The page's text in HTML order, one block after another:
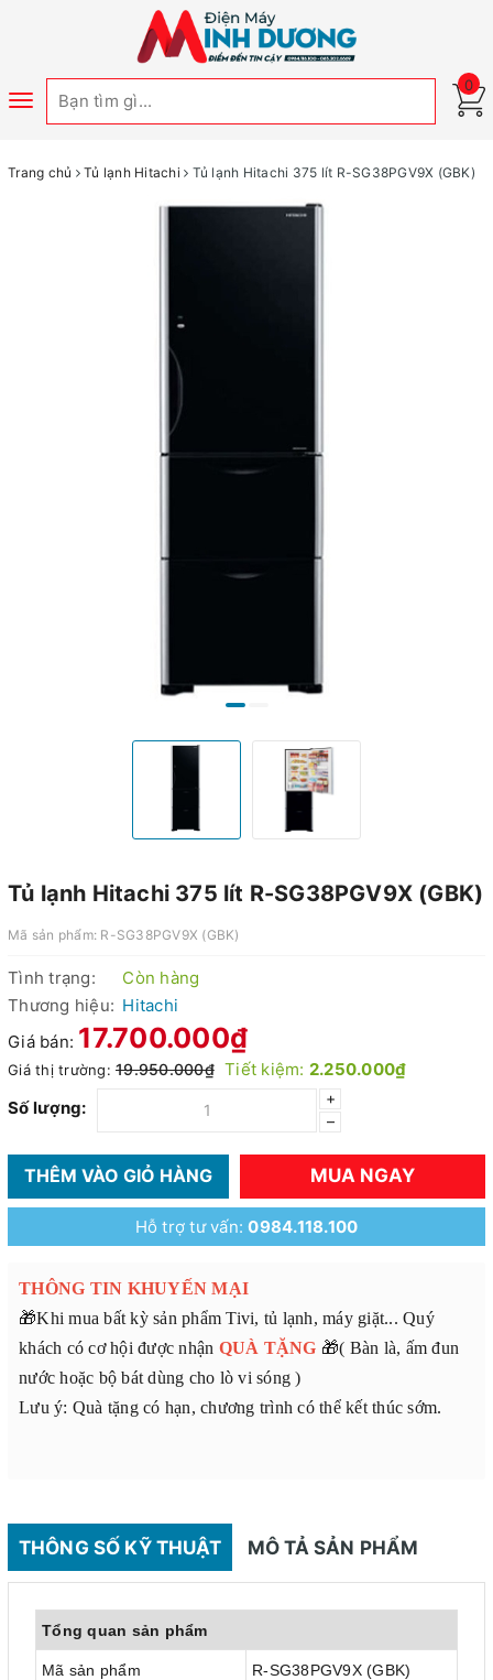
Toggle
0
Trang chủ Tủ lạnh Hitachi Tủ lạnh Hitachi 375 lít R-SG38PGV9X (GBK)
Tủ lạnh Hitachi 375 lít R-SG38PGV9X (GBK)
Mã sản phẩm: R-SG38PGV9X (GBK)
Tình trạng:
Còn hàng
Thương hiệu: Hitachi
Giá bán: 17.700.000₫
Giá thị trường: 19.950.000₫ Tiết kiệm: 2.250.000₫
Số lượng:
+
–
THÊM VÀO GIỎ HÀNG MUA NGAY
Hỗ trợ tư vấn:0984.118.100
THÔNG TIN KHUYẾN MẠI
🎁Khi mua bất kỳ sản phẩm Tivi, tủ lạnh, máy giặt... Quý
khách có cơ hội được nhận QUÀ TẶNG 🎁( Bàn là, ấm đun
nước hoặc bộ bát dùng cho lò vi sóng )
Lưu ý: Quà tặng có hạn, chương trình có thể kết thúc sớm.
THÔNG SỐ KỸ THUẬT MÔ TẢ SẢN PHẨM
Tổng quan sản phẩm
Mã sản phẩm R-SG38PGV9X (GBK)